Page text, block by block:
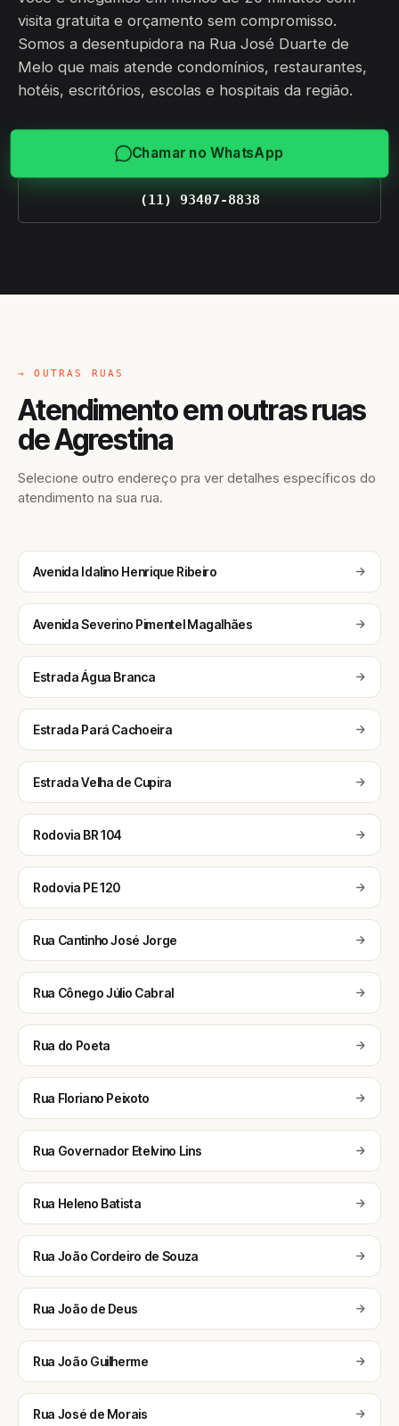
visita gratuita e orçamento sem compromisso.
Somos a desentupidora na Rua José Duarte de
Melo que mais atende condomínios, restaurantes,
hotéis, escritórios, escolas e hospitais da região.
Chamar no WhatsApp
(11) 93407-8838
→ OUTRAS RUAS
Atendimento em outras ruas
de Agrestina
Selecione outro endereço pra ver detalhes específicos do
atendimento na sua rua.
Avenida Idalino Henrique Ribeiro
Avenida Severino Pimentel Magalhães
Estrada Água Branca
Estrada Pará Cachoeira
Estrada Velha de Cupira
Rodovia BR 104
Rodovia PE 120
Rua Cantinho José Jorge
Rua Cônego Júlio Cabral
Rua do Poeta
Rua Floriano Peixoto
Rua Governador Etelvino Lins
Rua Heleno Batista
Rua João Cordeiro de Souza
Rua João de Deus
Rua João Guilherme
Rua José de Morais